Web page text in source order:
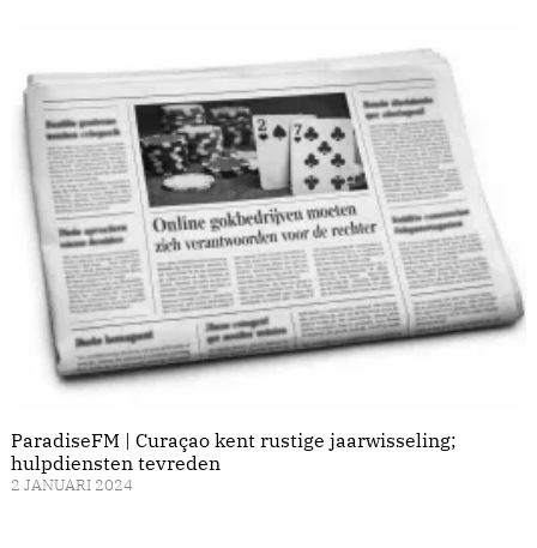
ParadiseFM | Curaçao kent rustige jaarwisseling;
hulpdiensten tevreden
2 JANUARI 2024